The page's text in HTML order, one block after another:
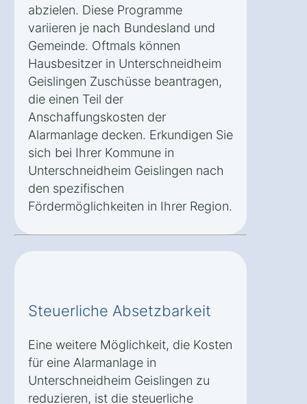
abzielen. Diese Programme
variieren je nach Bundesland und
Gemeinde. Oftmals können
Hausbesitzer in Unterschneidheim
Geislingen Zuschüsse beantragen,
die einen Teil der
Anschaffungskosten der
Alarmanlage decken. Erkundigen Sie
sich bei Ihrer Kommune in
Unterschneidheim Geislingen nach
den spezifischen
Fördermöglichkeiten in Ihrer Region.
Steuerliche Absetzbarkeit
Eine weitere Möglichkeit, die Kosten
für eine Alarmanlage in
Unterschneidheim Geislingen zu
reduzieren, ist die steuerliche